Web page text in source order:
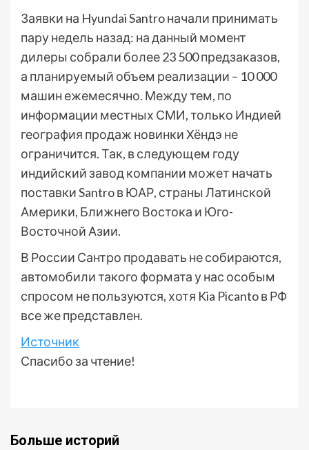
Заявки на Hyundai Santro начали принимать
пару недель назад: на данный момент
дилеры собрали более 23 500 предзаказов,
а планируемый объем реализации – 10 000
машин ежемесячно. Между тем, по
информации местных СМИ, только Индией
география продаж новинки Хёндэ не
ограничится. Так, в следующем году
индийский завод компании может начать
поставки Santro в ЮАР, страны Латинской
Америки, Ближнего Востока и Юго-
Восточной Азии.
В России Сантро продавать не собираются,
автомобили такого формата у нас особым
спросом не пользуются, хотя Kia Picanto в РФ
все же представлен.
Источник
Спасибо за чтение!
Больше историй